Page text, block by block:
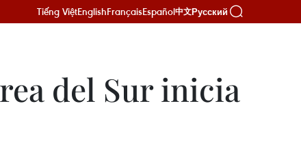
Tiếng ViệtEnglishFrançaisEspañol中文Русский
del Sur inicia